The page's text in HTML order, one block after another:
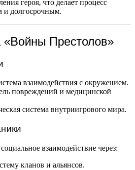
героя, что делает процесс
и долгосрочным.
Престолов»
взаимодействия с окружением.
повреждений и медицинской
система внутриигрового мира.
взаимодействие через:
кланов и альянсов.